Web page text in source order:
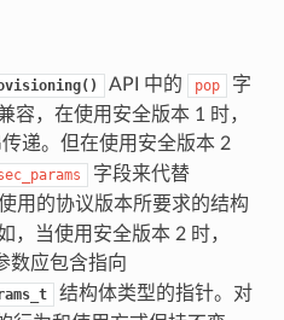
API 中的 pop
字
容，在使用安全版本 1 时，
递。但在使用安全版本 2
字段来代替
用的协议版本所要求的结构
，当使用安全版本 2 时，
数应包含指向
结构体类型的指针。对